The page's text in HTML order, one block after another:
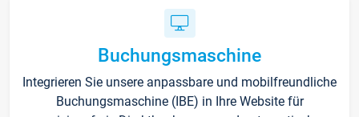
Buchungsmaschine
Integrieren Sie unsere anpassbare und mobilfreundliche
Buchungsmaschine (IBE) in Ihre Website für